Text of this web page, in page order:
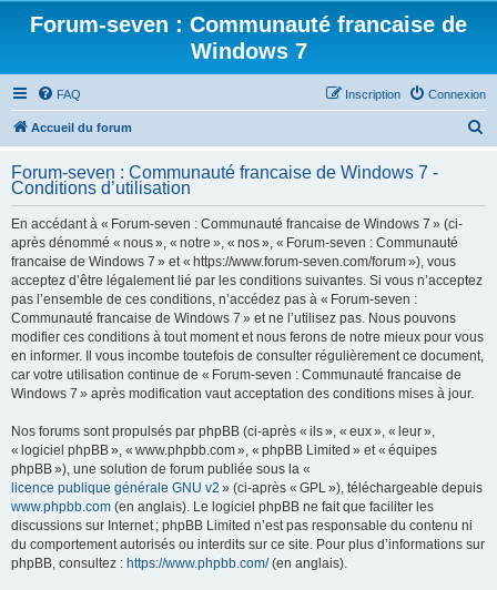
Forum-seven : Communauté francaise de
Windows 7
FAQ Connexion
Inscription
Accueil du forum
h
Forum-seven : Communauté francaise de Windows 7 -
Conditions d’utilisation
En accédant à « Forum-seven : Communauté francaise de Windows 7 » (ci-
après dénommé « nous », « notre », « nos », « Forum-seven : Communauté
francaise de Windows 7 » et « https://www.forum-seven.com/forum »), vous
acceptez d’être légalement lié par les conditions suivantes. Si vous n’acceptez
pas l’ensemble de ces conditions, n’accédez pas à « Forum-seven :
Communauté francaise de Windows 7 » et ne l’utilisez pas. Nous pouvons
modifier ces conditions à tout moment et nous ferons de notre mieux pour vous
en informer. Il vous incombe toutefois de consulter régulièrement ce document,
car votre utilisation continue de « Forum-seven : Communauté francaise de
Windows 7 » après modification vaut acceptation des conditions mises à jour.
Nos forums sont propulsés par phpBB (ci-après « ils », « eux », « leur »,
« logiciel phpBB », « www.phpbb.com », « phpBB Limited » et « équipes
phpBB »), une solution de forum publiée sous la «
licence publique générale GNU v2 » (ci-après « GPL »), téléchargeable depuis
www.phpbb.com (en anglais). Le logiciel phpBB ne fait que faciliter les
discussions sur Internet ; phpBB Limited n’est pas responsable du contenu ni
du comportement autorisés ou interdits sur ce site. Pour plus d’informations sur
phpBB, consultez : https://www.phpbb.com/(en anglais).